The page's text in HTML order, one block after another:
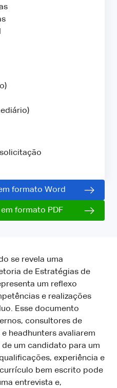
formato Word
formato PDF
se revela uma
de Estratégias de
um reflexo
e realizações
Esse documento
consultores de
headhunters avaliarem
um candidato para um
experiência e
bem escrito pode
entrevista e,